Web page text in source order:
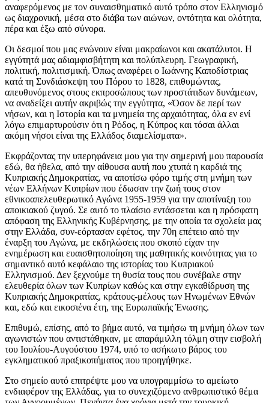
αναφερόμενος με τον συναισθηματικό αυτό τρόπο στον Ελληνισμό
ως διαχρονική, μέσα στο διάβα των αιώνων, οντότητα και ολότητα,
πέρα και έξω από σύνορα.
Οι δεσμοί που μας ενώνουν είναι μακραίωνοι και ακατάλυτοι. Η
εγγύτητά μας αδιαμφισβήτητη και πολύπλευρη. Γεωγραφική,
πολιτική, πολιτισμική. Όπως αναφέρει ο Ιωάννης Καποδίστριας
κατά τη Συνδιάσκεψη του Πόρου το 1828, επιθυμώντας,
απευθυνόμενος στους εκπροσώπους των προστάτιδων δυνάμεων,
να αναδείξει αυτήν ακριβώς την εγγύτητα, «Όσον δε περί των
νήσων, και η Ιστορία και τα μνημεία της αρχαιότητας, όλα εν ενί
λόγω επιμαρτυρούσιν ότι η Ρόδος, η Κύπρος και τόσαι άλλαι
ακόμη νήσοι είναι της Ελλάδος διαμελίσματα».
Εκφράζοντας την υπερηφάνεια μου για την σημερινή μου παρουσία
εδώ, θα ήθελα, από την αίθουσα αυτή που χτυπά η καρδιά της
Κυπριακής Δημοκρατίας, να αποτίσω φόρο τιμής στη μνήμη των
νέων Ελλήνων Κυπρίων που έδωσαν την ζωή τους στον
εθνικοαπελευθερωτικό Αγώνα 1955-1959 για την αποτίναξη του
αποικιακού ζυγού. Σε αυτό το πλαίσιο εντάσσεται και η πρόσφατη
απόφαση της Ελληνικής Κυβέρνησης, με την οποία τα σχολεία μας
στην Ελλάδα, συν-εόρτασαν εφέτος, την 70η επέτειο από την
έναρξη του Αγώνα, με εκδηλώσεις που σκοπό είχαν την
ενημέρωση και ευαισθητοποίηση της μαθητικής κοινότητας για το
σημαντικό αυτό κεφάλαιο της ιστορίας του Κυπριακού
Ελληνισμού. Δεν ξεχνούμε τη θυσία τους που συνέβαλε στην
ελευθερία όλων των Κυπρίων καθώς και στην εγκαθίδρυση της
Κυπριακής Δημοκρατίας, κράτους-μέλους των Ηνωμένων Εθνών
και, εδώ και εικοσιένα έτη, της Ευρωπαϊκής Ένωσης.
Επιθυμώ, επίσης, από το βήμα αυτό, να τιμήσω τη μνήμη όλων των
αγωνιστών που αντιστάθηκαν, με απαράμιλλη τόλμη στην εισβολή
του Ιουλίου-Αυγούστου 1974, υπό το ασήκωτο βάρος του
εγκληματικού πραξικοπήματος που προηγήθηκε.
Στο σημείο αυτό επιτρέψτε μου να υπογραμμίσω το αμείωτο
ενδιαφέρον της Ελλάδας, για το συνεχιζόμενο ανθρωπιστικό θέμα